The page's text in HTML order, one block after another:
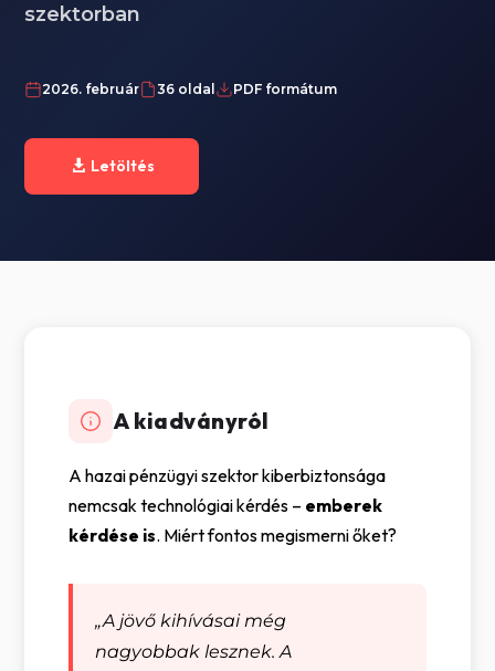
szektorban
2026. február 36 oldal PDF formátum
Letöltés
A kiadványról
A hazai pénzügyi szektor kiberbiztonsága
nemcsak technológiai kérdés – emberek
kérdése is. Miért fontos megismerni őket?
„A jövő kihívásai még
nagyobbak lesznek. A